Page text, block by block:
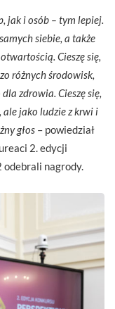
jak i osób – tym lepiej.
siebie, a także
Cieszę się,
różnych środowisk,
zdrowia. Cieszę się,
ale jako ludzie z krwi i
głos – powiedział
2. edycji
odebrali nagrody.